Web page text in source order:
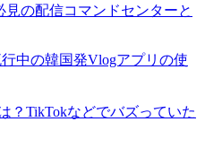
見の配信コマンドセンターと
行中の韓国発Vlogアプリの使
？TikTokなどでバズっていた